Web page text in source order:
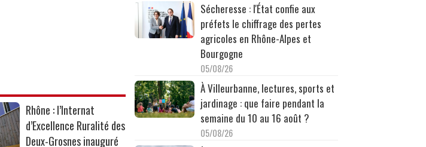
Rhône : l’Internat
d’Excellence Ruralité des
Deux-Grosnes inauguré
Sécheresse : l'État confie aux
préfets le chiffrage des pertes
agricoles en Rhône-Alpes et
Bourgogne
05/08/26
À Villeurbanne, lectures, sports et
jardinage : que faire pendant la
semaine du 10 au 16 août ?
05/08/26